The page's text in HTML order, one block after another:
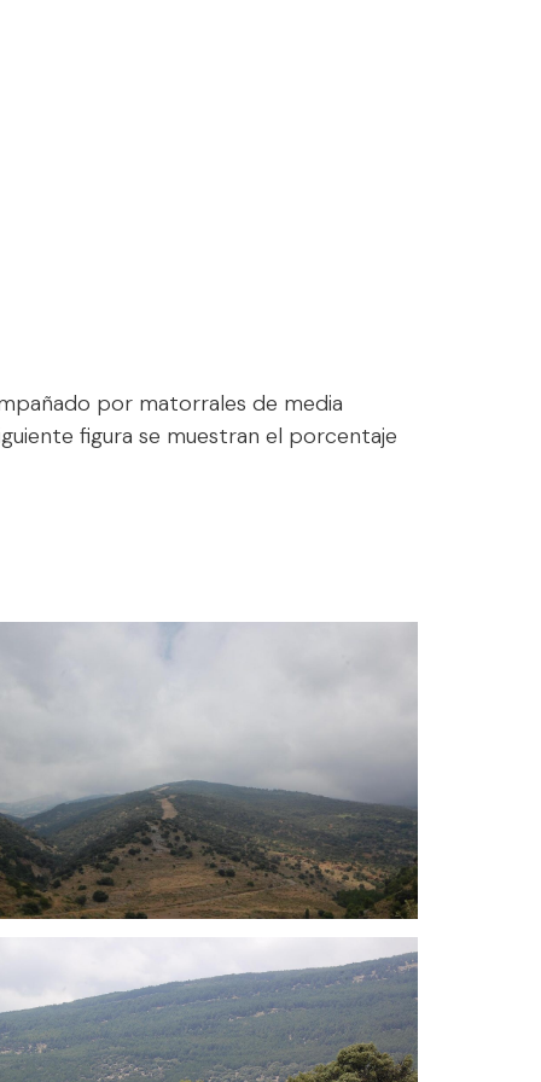
por matorrales de media
figura se muestran el porcentaje